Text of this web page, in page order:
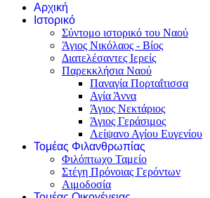
Αρχική
Ιστορικό
Σύντομο ιστορικό του Ναού
Άγιος Νικόλαος - Βίος
Διατελέσαντες Ιερείς
Παρεκκλήσια Ναού
Παναγία Πορταΐτισσα
Αγία Άννα
Άγιος Νεκτάριος
Άγιος Γεράσιμος
Λείψανο Αγίου Ευγενίου
Τομέας Φιλανθρωπίας
Φιλόπτωχο Ταμείο
Στέγη Πρόνοιας Γερόντων
Αιμοδοσία